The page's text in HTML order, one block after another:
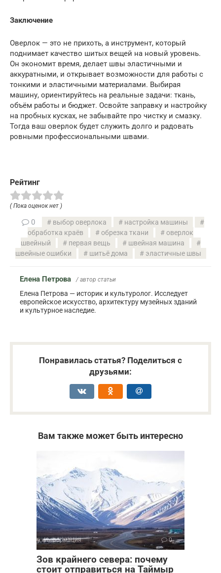
Заключение
Оверлок — это не прихоть, а инструмент, который
поднимает качество шитых вещей на новый уровень.
Он экономит время, делает швы эластичными и
аккуратными, и открывает возможности для работы с
тонкими и эластичными материалами. Выбирая
машину, ориентируйтесь на реальные задачи: ткань,
объём работы и бюджет. Освойте заправку и настройку
на пробных кусках, не забывайте про чистку и смазку.
Тогда ваш оверлок будет служить долго и радовать
ровными профессиональными швами.
Рейтинг
( Пока оценок нет )
0 выбор оверлока
настройка машины
обработка краёв
обрезка ткани
оверлок
швейный
первая вещь
швейная машина
швейные ошибки
шитьё дома эластичные швы
Елена Петрова / автор статьи
Елена Петрова — историк и культуролог. Исследует
европейское искусство, архитектуру музейных зданий
и культурное наследие.
Понравилась статья? Поделиться с
друзьями:
Вам также может быть интересно
Информация 0
Зов крайнего севера: почему
стоит отправиться на Таймыр